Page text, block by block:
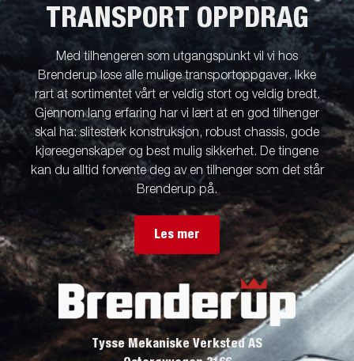
TRANSPORT OPPDRAG
Med tilhengeren som utgangspunkt vil vi hos
Brenderup løse alle mulige transportoppgaver. Ikke
rart at sortimentet vårt er veldig stort og veldig bredt.
Gjennom lang erfaring har vi lært at en god tilhenger
skal ha: slitesterk konstruksjon, robust chassis, gode
kjøreegenskaper og best mulig sikkerhet. De tingene
kan du alltid forvente deg av en tilhenger som det står
Brenderup på.
Les mer
Tysse Mekaniske Verksted AS